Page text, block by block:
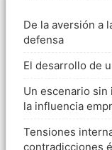
De la aversión a
defensa
El desarrollo de
Un escenario
la influencia
Tensiones
contradicciones